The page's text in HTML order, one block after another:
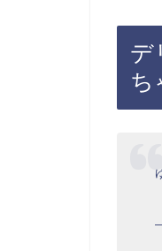
デ
ち